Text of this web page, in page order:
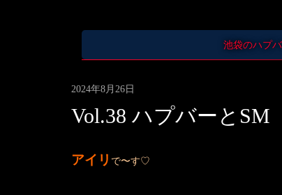
池袋のハプ
2024年8月26日
Vol.38 ハプバーとSM
アイリ で〜す♡